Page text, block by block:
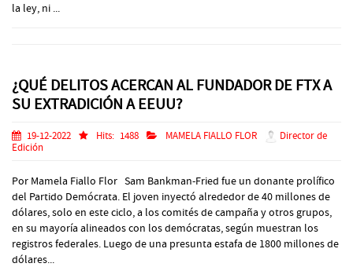
la ley, ni ...
¿QUÉ DELITOS ACERCAN AL FUNDADOR DE FTX A
SU EXTRADICIÓN A EEUU?
19-12-2022 Hits: 1488 MAMELA FIALLO FLOR
Director de
Edición
Por Mamela Fiallo Flor Sam Bankman-Fried fue un donante prolífico
del Partido Demócrata. El joven inyectó alrededor de 40 millones de
dólares, solo en este ciclo, a los comités de campaña y otros grupos,
en su mayoría alineados con los demócratas, según muestran los
registros federales. Luego de una presunta estafa de 1800 millones de
dólares...